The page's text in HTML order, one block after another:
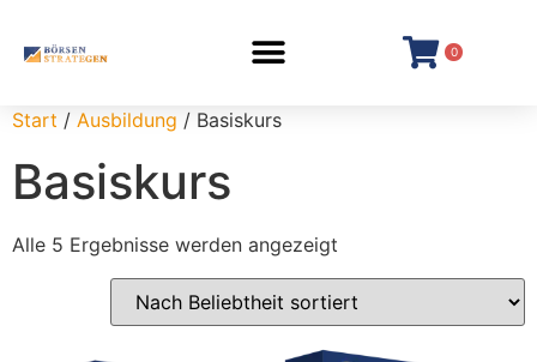
0
Start / Ausbildung / Basiskurs
Basiskurs
Alle 5 Ergebnisse werden angezeigt